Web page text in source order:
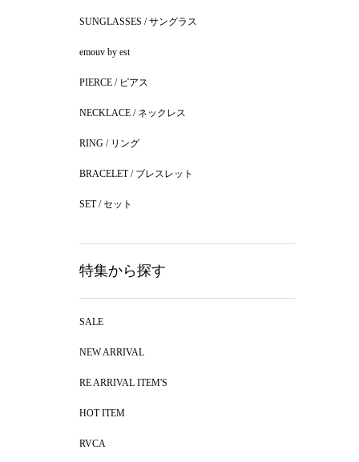
SUNGLASSES / サングラス
emouv by est
PIERCE / ピアス
NECKLACE / ネックレス
RING / リング
BRACELET / ブレスレット
SET / セット
特集から探す
SALE
NEW ARRIVAL
RE ARRIVAL ITEM'S
HOT ITEM
RVCA